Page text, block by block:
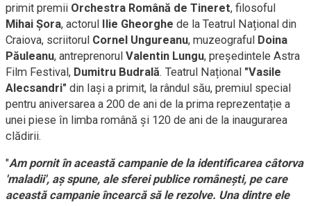
primit premii Orchestra Română de Tineret, filosoful
Mihai Șora, actorul Ilie Gheorghe de la Teatrul Național din
Craiova, scriitorul Cornel Ungureanu, muzeograful Doina
Păuleanu, antreprenorul Valentin Lungu, președintele Astra
Film Festival, Dumitru Budrală. Teatrul Național "Vasile
Alecsandri" din Iași a primit, la rândul său, premiul special
pentru aniversarea a 200 de ani de la prima reprezentație a
unei piese în limba română și 120 de ani de la inaugurarea
clădirii.
"Am pornit în această campanie de la identificarea câtorva
'maladii', aș spune, ale sferei publice românești, pe care
această campanie încearcă să le rezolve. Una dintre ele